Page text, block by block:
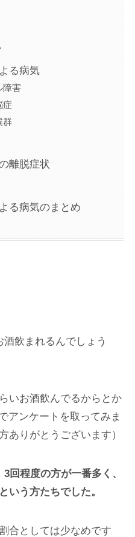
る病気
障害
症
群
離脱症状
る病気のまとめ
飲まれるんでしょう
いお酒飲んでるからとか
アンケートを取ってみま
ありがとうございます）
回程度の方が一番多く、
いう方たちでした。
合としては少なめです